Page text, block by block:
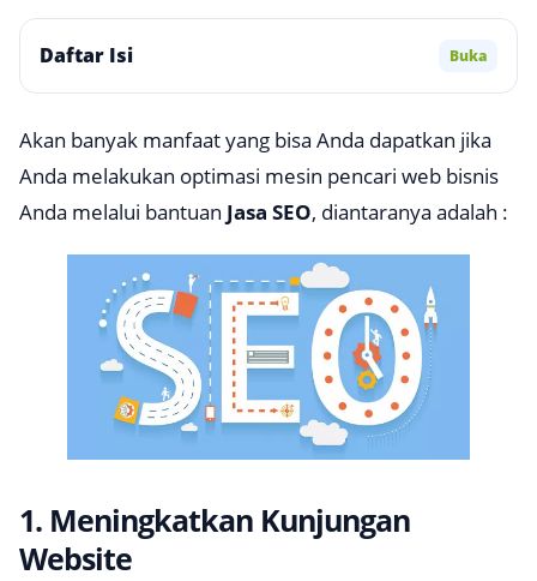
Daftar Isi Buka
Akan banyak manfaat yang bisa Anda dapatkan jika
Anda melakukan optimasi mesin pencari web bisnis
Anda melalui bantuan Jasa SEO, diantaranya adalah :
1. Meningkatkan Kunjungan
Website